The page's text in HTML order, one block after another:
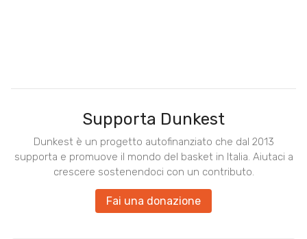
Supporta Dunkest
Dunkest è un progetto autofinanziato che dal 2013
supporta e promuove il mondo del basket in Italia. Aiutaci a
crescere sostenendoci con un contributo.
Fai una donazione